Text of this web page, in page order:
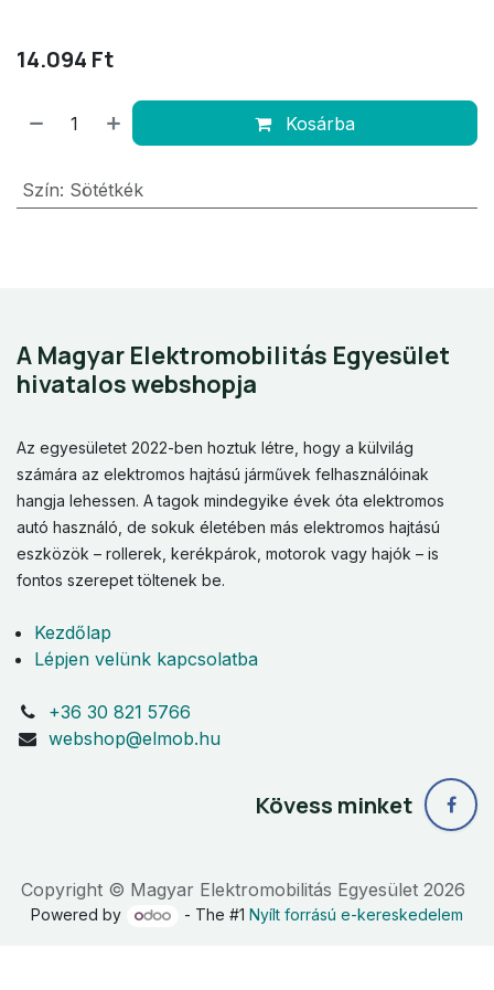
14.094 Ft
Kosárba
Szín: Sötétkék
A Magyar Elektromobilitás Egyesület
hivatalos webshopja
Az egyesületet 2022-ben hoztuk létre, hogy a külvilág
számára az elektromos hajtású járművek felhasználóinak
hangja lehessen. A tagok mindegyike évek óta elektromos
autó használó, de sokuk életében más elektromos hajtású
eszközök – rollerek, kerékpárok, motorok vagy hajók – is
fontos szerepet töltenek be.
Kezdőlap
Lépjen velünk kapcsolatba
+36 30 821 5766
webshop@elmob.hu
Kövess minket
Copyright © Magyar Elektromobilitás Egyesület 2026
Powered by - The #1 Nyílt forrású e-kereskedelem